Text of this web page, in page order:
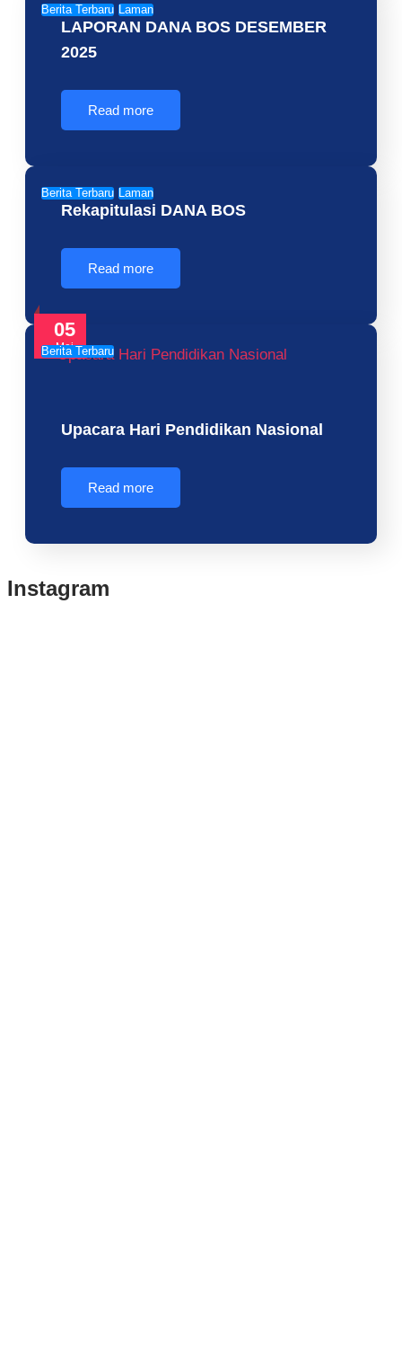
Berita Terbaru Laman
LAPORAN DANA BOS DESEMBER
2025
Read more
Berita Terbaru Laman
Rekapitulasi DANA BOS
Read more
05
Mei
Berita Terbaru
Upacara Hari Pendidikan Nasional
Read more
Instagram